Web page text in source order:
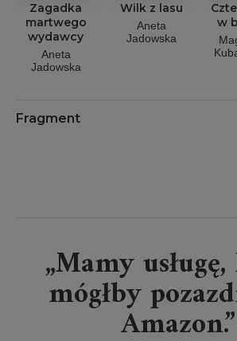
Zagadka
martwego
wydawcy
Aneta
Jadowska
Wilk z lasu
Aneta
Jadowska
w
Fragment
„Mamy
mógłby
Amazon.”